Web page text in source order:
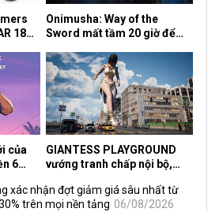
18
Onimusha: Way of the
Sword mất tầm 20 giờ để
dành cho newbie và lão làng
của
6
GIANTESS PLAYGROUND
vướng tranh chấp nội bộ,
ngầm chiếm đoạt doanh thu
xác nhận đợt giảm giá sâu nhất từ
trên mọi nền tảng 06/08/2026